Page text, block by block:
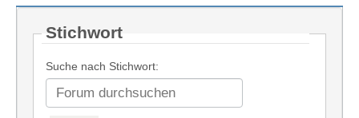
Stichwort
Suche nach Stichwort: